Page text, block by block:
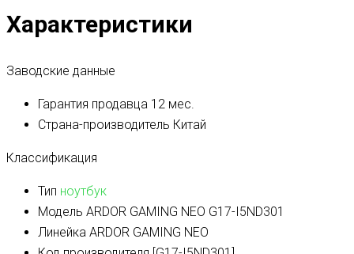
Характеристики
Заводские данные
Гарантия продавца 12 мес.
Страна-производитель Китай
Классификация
Тип ноутбук
Модель ARDOR GAMING NEO G17-I5ND301
Линейка ARDOR GAMING NEO